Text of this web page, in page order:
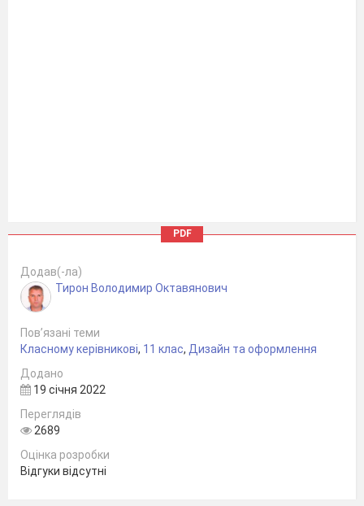
PDF
Додав(-ла)
Тирон Володимир Октавянович
Пов’язані теми
Класному керівникові, 11 клас, Дизайн та оформлення
Додано
19 січня 2022
Переглядів
2689
Оцінка розробки
Відгуки відсутні